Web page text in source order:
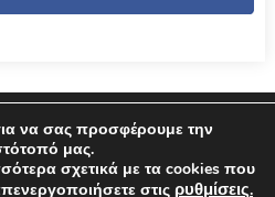
χρήσης – Πολιτική Απορρήτου
Αμφιλοχίας
να σας προσφέρουμε την
μας.
σχετικά με τα cookies που
στις ρυθμίσεις.